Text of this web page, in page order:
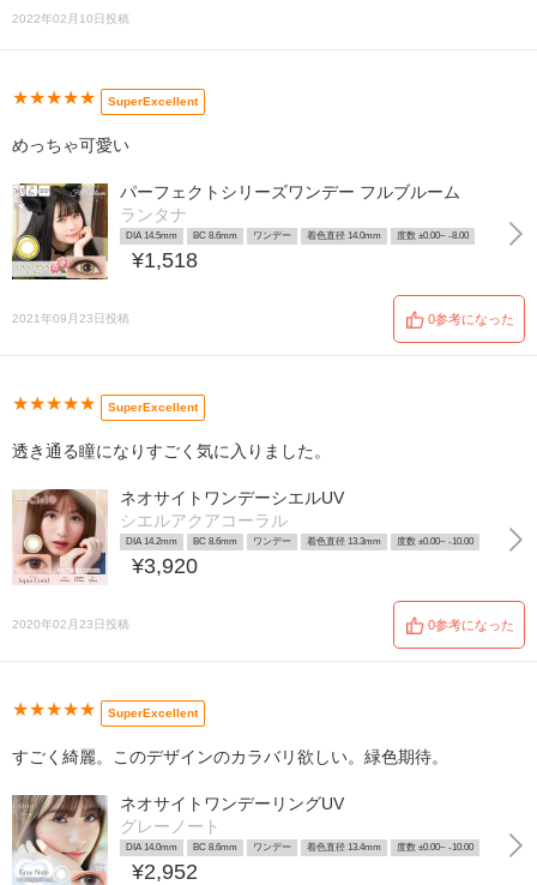
2022年02月10日投稿
★★★★★ SuperExcellent
めっちゃ可愛い
パーフェクトシリーズワンデー フルブルーム
ランタナ
DIA 14.5mm BC 8.6mm ワンデー 着色直径 14.0mm 度数 ±0.00~ -8.00
¥1,518
2021年09月23日投稿 0参考になった
★★★★★ SuperExcellent
透き通る瞳になりすごく気に入りました。
ネオサイトワンデーシエルUV
シエルアクアコーラル
DIA 14.2mm BC 8.6mm ワンデー 着色直径 13.3mm 度数 ±0.00~ -10.00
¥3,920
2020年02月23日投稿 0参考になった
★★★★★ SuperExcellent
すごく綺麗。このデザインのカラバリ欲しい。緑色期待。
ネオサイトワンデーリングUV
グレーノート
DIA 14.0mm BC 8.6mm ワンデー 着色直径 13.4mm 度数 ±0.00~ -10.00
¥2,952